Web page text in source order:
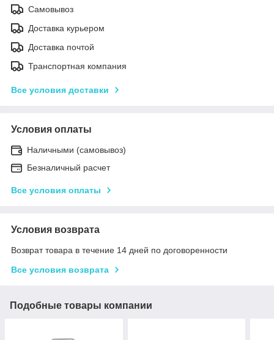
Самовывоз
Доставка курьером
Доставка почтой
Транспортная компания
Все условия доставки
Условия оплаты
Наличными (самовывоз)
Безналичный расчет
Все условия оплаты
Условия возврата
Возврат товара в течение 14 дней по договоренности
Все условия возврата
Подобные товары компании